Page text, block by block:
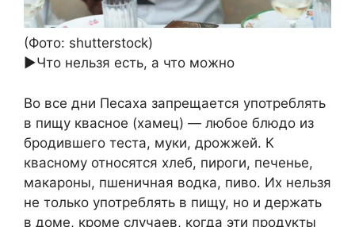
(Фото: shutterstock)
►Что нельзя есть, а что можно
Во все дни Песаха запрещается употреблять
в пищу квасное (хамец) — любое блюдо из
бродившего теста, муки, дрожжей. К
квасному относятся хлеб, пироги, печенье,
макароны, пшеничная водка, пиво. Их нельзя
не только употреблять в пищу, но и держать
в доме, кроме случаев, когда эти продукты